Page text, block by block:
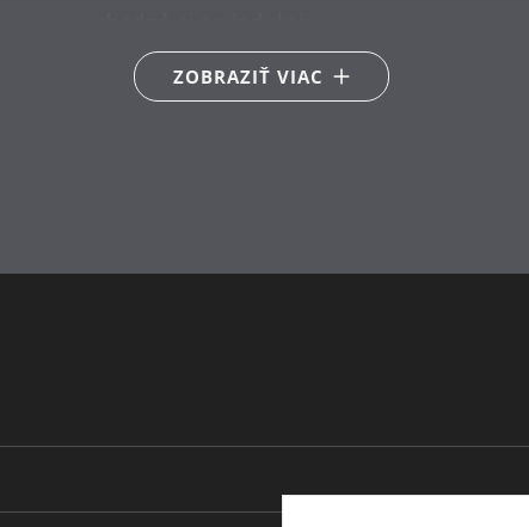
Vhodné pre keramické, plynové,
ZOBRAZIŤ VIAC